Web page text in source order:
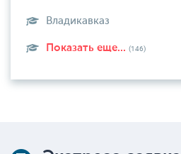
Владикавказ
Показать еще... (146)